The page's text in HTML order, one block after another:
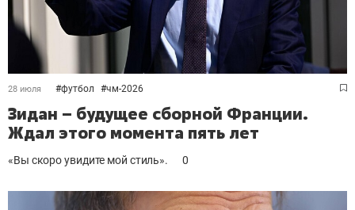
28 июля #футбол #чм-2026
Зидан – будущее сборной Франции.
Ждал этого момента пять лет
«Вы скоро увидите мой стиль». 0